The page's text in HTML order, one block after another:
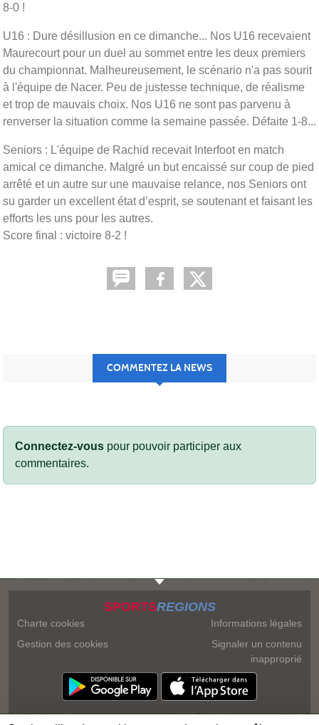
8-0 !
U16 : Dure désillusion en ce dimanche... Nos U16 recevaient
Maurecourt pour un duel au sommet entre les deux premiers
du championnat. Malheureusement, le scénario n'a pas sourit
à l'équipe de Nacer. Peu de justesse technique, de réalisme
et trop de mauvais choix. Nos U16 ne sont pas parvenu à
renverser la situation comme la semaine passée. Défaite 1-8...
Seniors : L'équipe de Rachid recevait Interfoot en match
amical ce dimanche. Malgré un but encaissé sur coup de pied
arrêté et un autre sur une mauvaise relance, nos Seniors ont
su garder un excellent état d’esprit, se soutenant et faisant les
efforts les uns pour les autres.
Score final : victoire 8-2 !
COMMENTEZ LA NEWS
Connectez-vous pour pouvoir participer aux
commentaires.
SPORTSREGIONS
Charte cookies
Gestion des cookies
Informations légales
Signaler un contenu
inapproprié